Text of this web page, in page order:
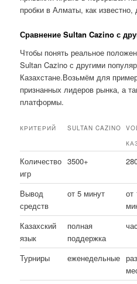
пробки в Алматы, как
Сравнение Sultan Cazino с
Чтобы понять реальное
Sultan Cazino с другими
Казахстане.Возьмём для
признанных лидеров рынка, а
платформы.
КРИТЕРИЙ SULTAN CAZINO
Количество
игр
3500+
Вывод
средств
от 5 минут
от
Казахский
язык
полная
поддержка
Турниры еженедельные